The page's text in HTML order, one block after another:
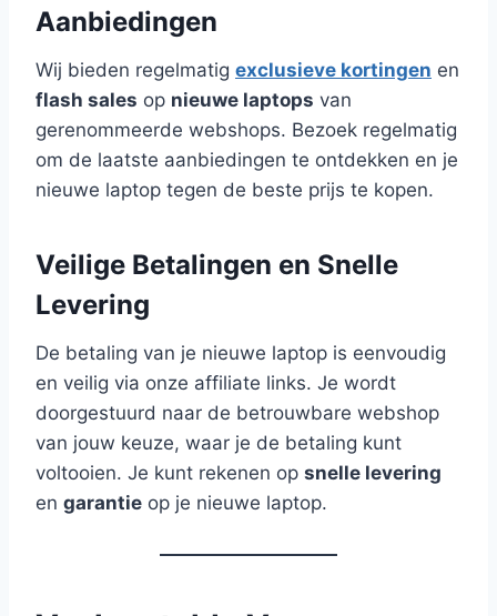
Aanbiedingen
Wij bieden regelmatig exclusieve kortingen en
flash sales op nieuwe laptops van
gerenommeerde webshops. Bezoek regelmatig
om de laatste aanbiedingen te ontdekken en je
nieuwe laptop tegen de beste prijs te kopen.
Veilige Betalingen en Snelle
Levering
De betaling van je nieuwe laptop is eenvoudig
en veilig via onze affiliate links. Je wordt
doorgestuurd naar de betrouwbare webshop
van jouw keuze, waar je de betaling kunt
voltooien. Je kunt rekenen op snelle levering
en garantie op je nieuwe laptop.